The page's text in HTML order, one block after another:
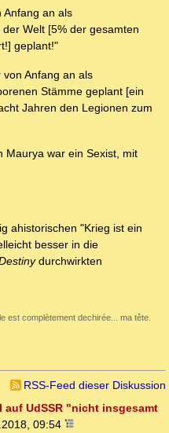
Anfang an als
Welt [5% der gesamten
geplant!"
Anfang an als
Stämme geplant [ein
Jahren den Legionen zum
Maurya war ein Sexist, mit
ahistorischen "Krieg ist ein
besser in die
durchwirkten
est complètement dechirée... ma tête.
RSS-Feed dieser Diskussion
auf UdSSR "nicht insgesamt
09:54